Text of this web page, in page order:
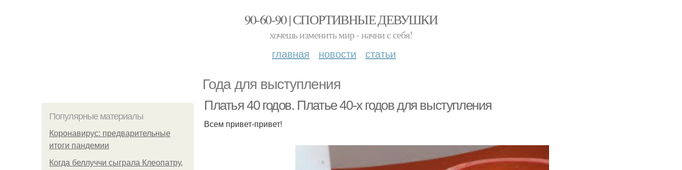
90-60-90 | СПОРТИВНЫЕ ДЕВУШКИ
хочешь изменить мир - начни с себя!
главная новости статьи
Года для выступления
Популярные материалы
Коронавирус: предварительные
итоги пандемии
Когда беллуччи сыграла Клеопатру,
Платья 40 годов. Платье 40-х годов для выступления
Всем привет-привет!